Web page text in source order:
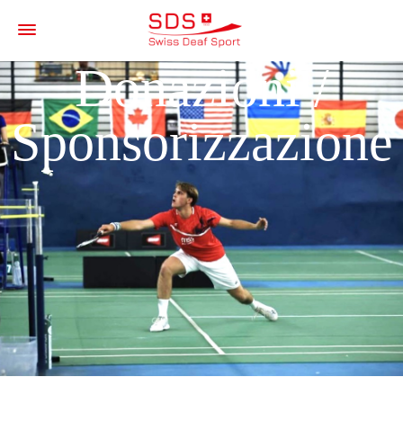
Donazioni /
Sponsorizzazione